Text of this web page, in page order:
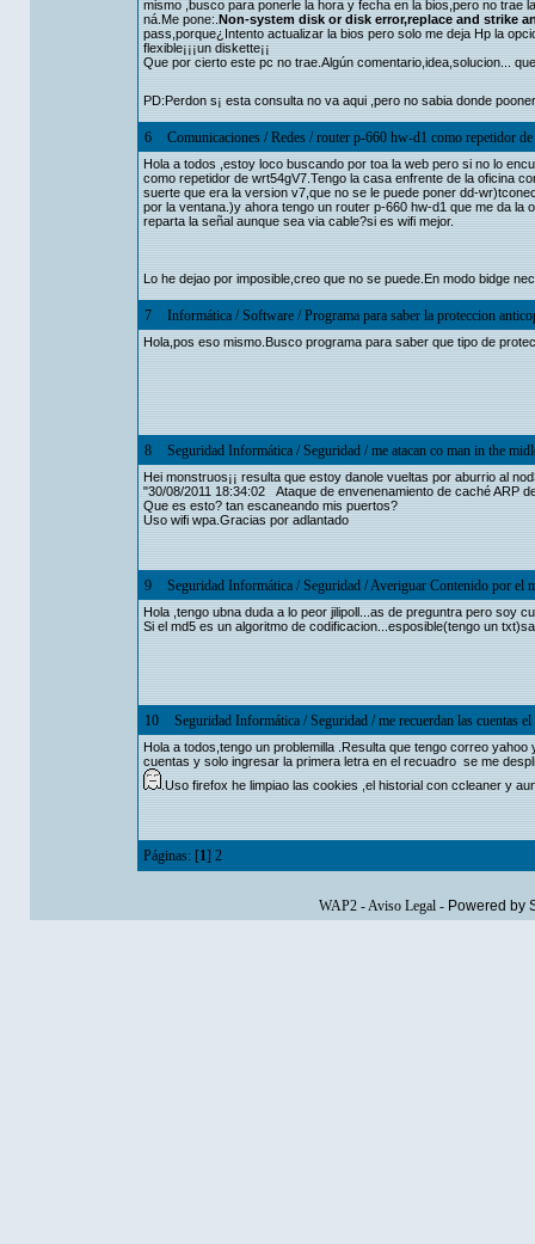
mismo ,busco para ponerle la hora y fecha en la bios,pero no trae
ná.Me pone:. Non-system disk or disk error,replace and strike
pass,porque¿Intento actualizar la bios pero solo me deja Hp la
flexible¡¡¡un diskette¡¡
Que por cierto este pc no trae.Algún comentario,idea,solucion...
PD:Perdon s¡ esta consulta no va aqui ,pero no sabia donde
6 Comunicaciones/Redes/router p-660 hw-d1 como repetidor
Hola a todos ,estoy loco buscando por toa la web pero si no lo
como repetidor de wrt54gV7.Tengo la casa enfrente de la oficina
suerte que era la version v7,que no se le puede poner dd-
por la ventana.)y ahora tengo un router p-660 hw-d1 que me da la
reparta la señal aunque sea via cable?si es wifi mejor.
Lo he dejao por imposible,creo que no se puede.En modo bidge
7 Informática/Software/Programa para saber la proteccion
Hola,pos eso mismo.Busco programa para saber que tipo de
8 Seguridad Informática/Seguridad/me atacan co man in the
Hei monstruos¡¡ resulta que estoy danole vueltas por aburrio al
"30/08/2011 18:34:02 Ataque de envenenamiento de caché ARP
Que es esto? tan escaneando mis puertos?
Uso wifi wpa.Gracias por adlantado
9 Seguridad Informática/Seguridad/Averiguar Contenido por el
Hola ,tengo ubna duda a lo peor jilipoll...as de preguntra pero soy
Si el md5 es un algoritmo de codificacion...esposible(tengo un
10 Seguridad Informática/Seguridad/me recuerdan las cuentas
Hola a todos,tengo un problemilla .Resulta que tengo correo
cuentas y solo ingresar la primera letra en el recuadro se me
.Uso firefox he limpiao las cookies ,el historial con ccleaner y
Páginas: [1] 2
WAP2-Aviso Legal- Powered by